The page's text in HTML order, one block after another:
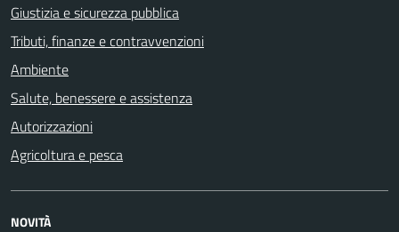
Giustizia e sicurezza pubblica
Tributi, finanze e contravvenzioni
Ambiente
Salute, benessere e assistenza
Autorizzazioni
Agricoltura e pesca
NOVITÀ